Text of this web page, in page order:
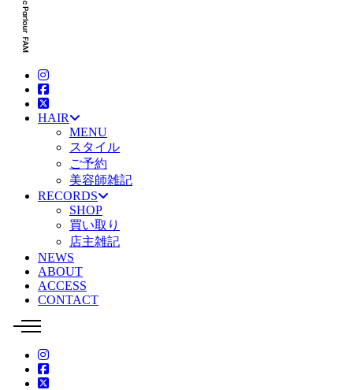
HAIR
MENU
スタイル
ご予約
美容師雑記
RECORDS
SHOP
買い取り
店主雑記
NEWS
ABOUT
ACCESS
CONTACT